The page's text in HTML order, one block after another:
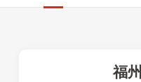
福